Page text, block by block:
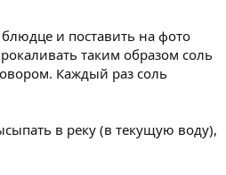
и поставить на фото
таким образом соль
Каждый раз соль
в реку (в текущую воду),